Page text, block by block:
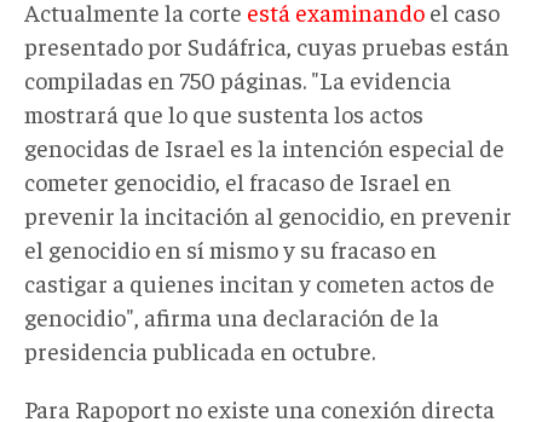
Actualmente la corte está examinando el caso
presentado por Sudáfrica, cuyas pruebas están
compiladas en 750 páginas. "La evidencia
mostrará que lo que sustenta los actos
genocidas de Israel es la intención especial de
cometer genocidio, el fracaso de Israel en
prevenir la incitación al genocidio, en prevenir
el genocidio en sí mismo y su fracaso en
castigar a quienes incitan y cometen actos de
genocidio", afirma una declaración de la
presidencia publicada en octubre.
Para Rapoport no existe una conexión directa